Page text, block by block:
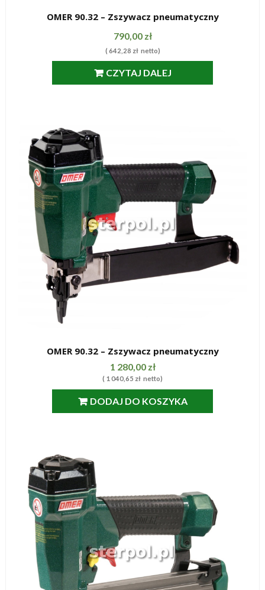
OMER 90.32 – Zszywacz pneumatyczny
790,00 zł
( 642,28 zł netto)
CZYTAJ DALEJ
OMER 90.32 – Zszywacz pneumatyczny
1 280,00 zł
( 1 040,65 zł netto)
DODAJ DO KOSZYKA